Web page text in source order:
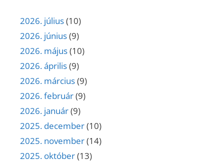
2026. július(10)
2026. június(9)
2026. május(10)
2026. április(9)
2026. március(9)
2026. február(9)
2026. január(9)
2025. december(10)
2025. november(14)
2025. október(13)